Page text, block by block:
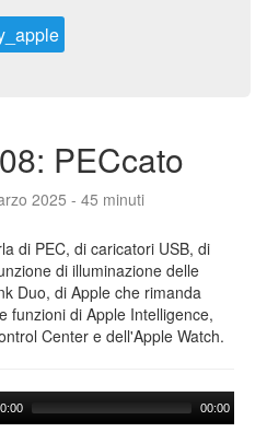
PECcato
2025 - 45 minuti
di PEC, di caricatori USB, di
di illuminazione delle
Duo, di Apple che rimanda
funzioni di Apple Intelligence,
Center e dell'Apple Watch.
00:00